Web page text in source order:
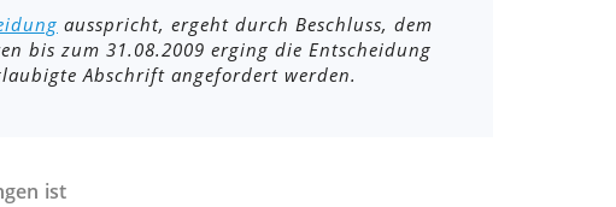
ausspricht, ergeht durch Beschluss, dem
bis zum 31.08.2009 erging die Entscheidung
Abschrift angefordert werden.
ist